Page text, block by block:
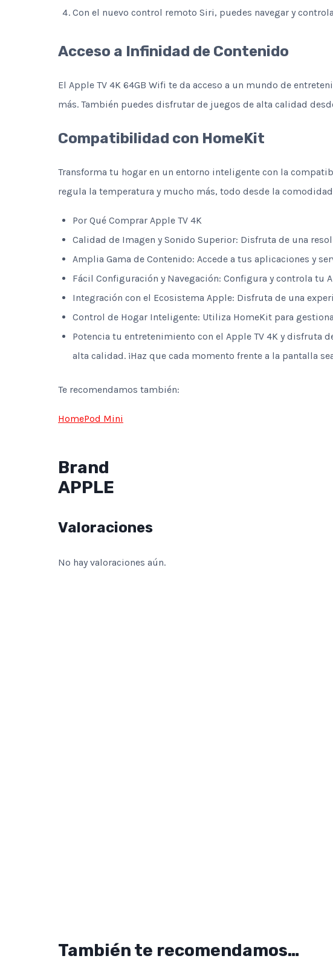
Con el nuevo control remoto Siri, puedes navegar y
Acceso a Infinidad de Contenido
El Apple TV 4K 64GB Wifi te da acceso a un mundo de
más. También puedes disfrutar de juegos de alta calidad
Compatibilidad con HomeKit
Transforma tu hogar en un entorno inteligente con la
regula la temperatura y mucho más, todo desde la
Por Qué Comprar Apple TV 4K
Calidad de Imagen y Sonido Superior: Disfruta de una
Amplia Gama de Contenido: Accede a tus aplicaciones y
Fácil Configuración y Navegación: Configura y controla
Integración con el Ecosistema Apple: Disfruta de una
Control de Hogar Inteligente: Utiliza HomeKit para
Potencia tu entretenimiento con el Apple TV 4K y disfruta
alta calidad. ¡Haz que cada momento frente a la pantalla
Te recomendamos también:
HomePod Mini
Brand
APPLE
Valoraciones
No hay valoraciones aún.
También te recomendamos…